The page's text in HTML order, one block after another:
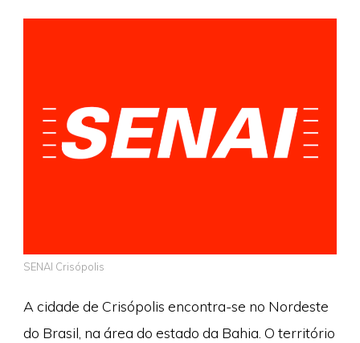
SENAI Crisópolis
A cidade de Crisópolis encontra-se no Nordeste
do Brasil, na área do estado da Bahia. O território